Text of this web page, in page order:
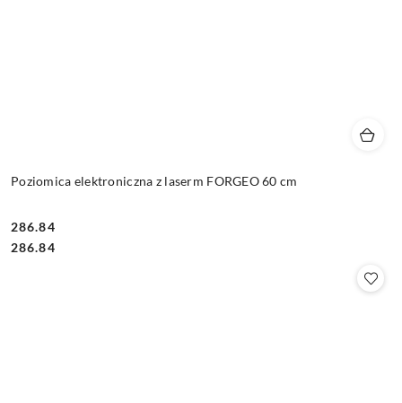
Poziomica elektroniczna z laserm FORGEO 60 cm
Cena:
286.84
Cena:
286.84